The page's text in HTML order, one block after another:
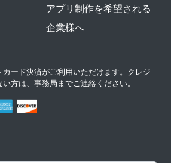
アプリ制作を希望される
企業様へ
ード決済がご利用いただけます。クレジ
方は、事務局までご連絡ください。